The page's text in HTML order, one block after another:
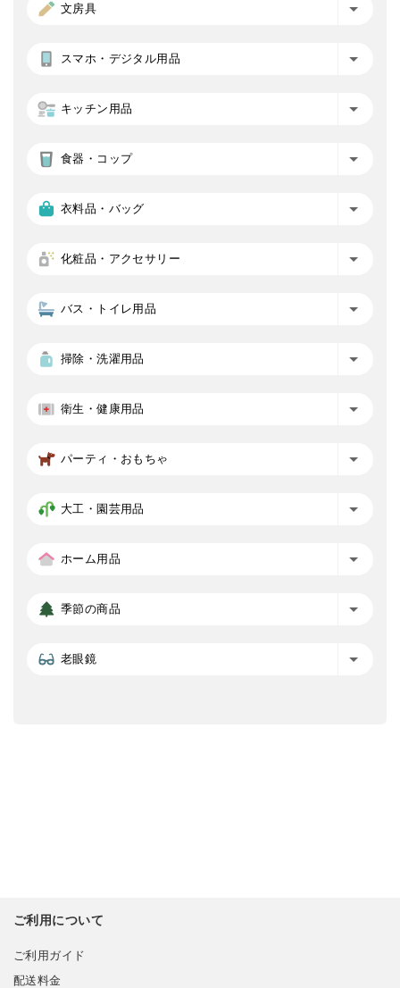
文房具
スマホ・デジタル用品
キッチン用品
食器・コップ
衣料品・バッグ
化粧品・アクセサリー
バス・トイレ用品
掃除・洗濯用品
衛生・健康用品
パーティ・おもちゃ
大工・園芸用品
ホーム用品
季節の商品
老眼鏡
ご利用について
ご利用ガイド
配送料金